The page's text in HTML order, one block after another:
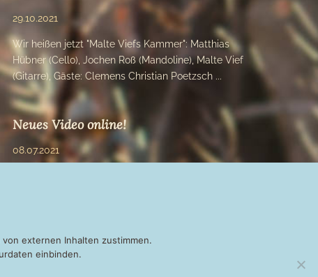
29.10.2021
Wir heißen jetzt "Malte Viefs Kammer": Matthias
Hübner (Cello), Jochen Roß (Mandoline), Malte Vief
(Gitarre), Gäste: Clemens Christian Poetzsch ...
Neues Video online!
08.07.2021
externen Inhalten zustimmen.
einbinden.